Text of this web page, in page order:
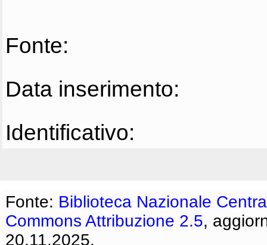
Fonte:
Data inserimento:
Identificativo:
Fonte: Biblioteca Nazionale
Commons Attribuzione 2.5,
20.11.2025.